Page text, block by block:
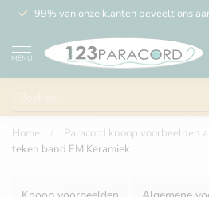
99% van onze klanten beveelt ons
MENU
Home Paracord knoop voorbeelden
teken band EM Keramiek